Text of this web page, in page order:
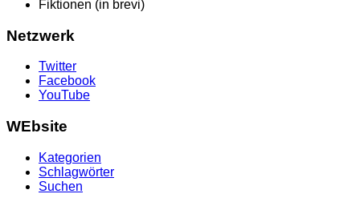
Fiktionen (in brevi)
Netzwerk
Twitter
Facebook
YouTube
WEbsite
Kategorien
Schlagwörter
Suchen